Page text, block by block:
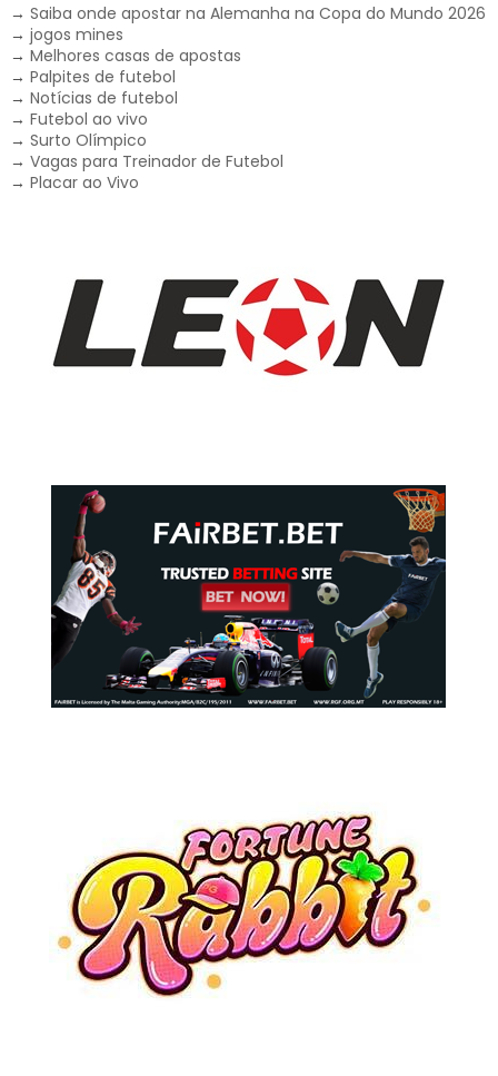
→ Saiba onde apostar na Alemanha na Copa do Mundo 2026
→ jogos mines
→ Melhores casas de apostas
→ Palpites de futebol
→ Notícias de futebol
→ Futebol ao vivo
→ Surto Olímpico
→ Vagas para Treinador de Futebol
→ Placar ao Vivo